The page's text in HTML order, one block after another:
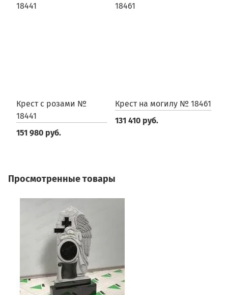
Крест с розами №
18441
151 980 руб.
Крест на могилу № 18461
131 410 руб.
Просмотренные товары